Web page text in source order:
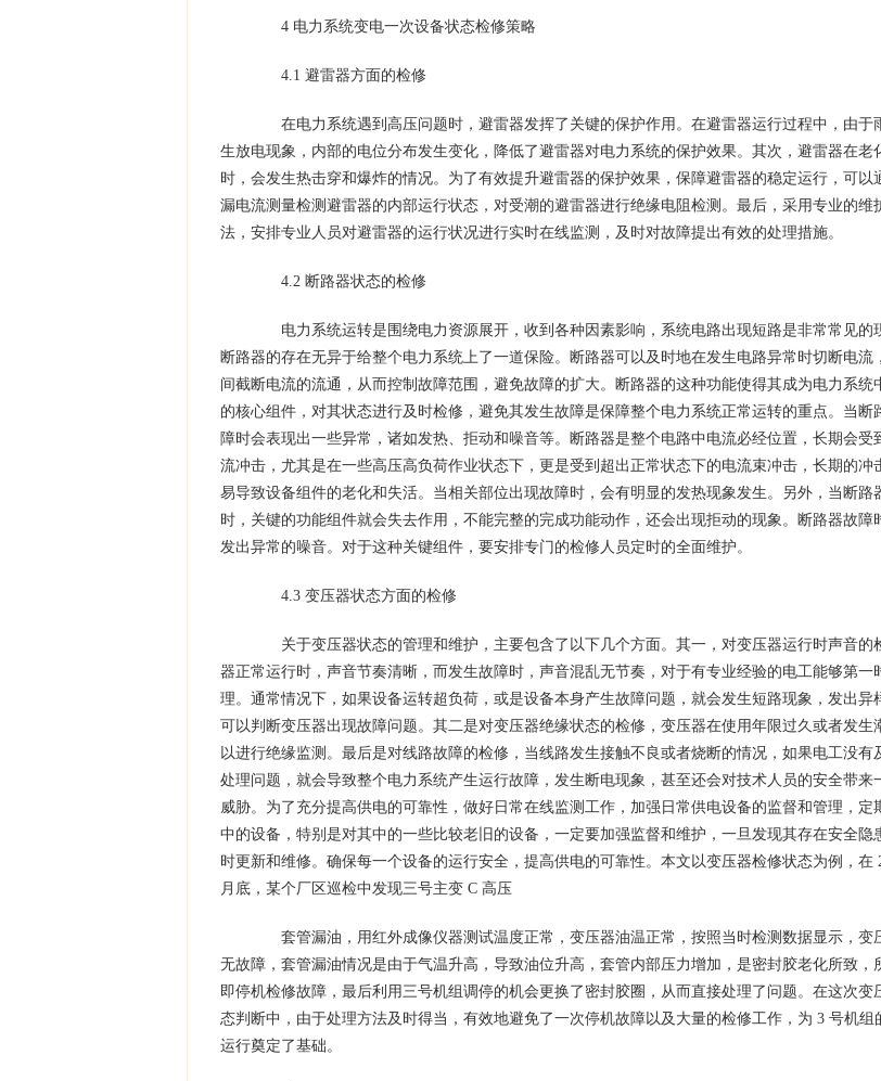
4 电力系统变电一次设备状态检修策略
4.1 避雷器方面的检修
在电力系统遇到高压问题时，避雷器发挥了关键的保护作用。在避雷器运行过程中，由于
生放电现象，内部的电位分布发生变化，降低了避雷器对电力系统的保护效果。其次，避雷器在老
时，会发生热击穿和爆炸的情况。为了有效提升避雷器的保护效果，保障避雷器的稳定运行，可以
漏电流测量检测避雷器的内部运行状态，对受潮的避雷器进行绝缘电阻检测。最后，采用专业的维
法，安排专业人员对避雷器的运行状况进行实时在线监测，及时对故障提出有效的处理措施。
4.2 断路器状态的检修
电力系统运转是围绕电力资源展开，收到各种因素影响，系统电路出现短路是非常常见的
断路器的存在无异于给整个电力系统上了一道保险。断路器可以及时地在发生电路异常时切断电流
间截断电流的流通，从而控制故障范围，避免故障的扩大。断路器的这种功能使得其成为电力系统
的核心组件，对其状态进行及时检修，避免其发生故障是保障整个电力系统正常运转的重点。当断
障时会表现出一些异常，诸如发热、拒动和噪音等。断路器是整个电路中电流必经位置，长期会受
流冲击，尤其是在一些高压高负荷作业状态下，更是受到超出正常状态下的电流束冲击，长期的冲
易导致设备组件的老化和失活。当相关部位出现故障时，会有明显的发热现象发生。另外，当断路
时，关键的功能组件就会失去作用，不能完整的完成功能动作，还会出现拒动的现象。断路器故障
发出异常的噪音。对于这种关键组件，要安排专门的检修人员定时的全面维护。
4.3 变压器状态方面的检修
关于变压器状态的管理和维护，主要包含了以下几个方面。其一，对变压器运行时声音的
器正常运行时，声音节奏清晰，而发生故障时，声音混乱无节奏，对于有专业经验的电工能够第一
理。通常情况下，如果设备运转超负荷，或是设备本身产生故障问题，就会发生短路现象，发出异
可以判断变压器出现故障问题。其二是对变压器绝缘状态的检修，变压器在使用年限过久或者发生
以进行绝缘监测。最后是对线路故障的检修，当线路发生接触不良或者烧断的情况，如果电工没有
处理问题，就会导致整个电力系统产生运行故障，发生断电现象，甚至还会对技术人员的安全带来
威胁。为了充分提高供电的可靠性，做好日常在线监测工作，加强日常供电设备的监督和管理，定
中的设备，特别是对其中的一些比较老旧的设备，一定要加强监督和维护，一旦发现其存在安全隐
时更新和维修。确保每一个设备的运行安全，提高供电的可靠性。本文以变压器检修状态为例，在
月底，某个厂区巡检中发现三号主变 C 高压
套管漏油，用红外成像仪器测试温度正常，变压器油温正常，按照当时检测数据显示，变
无故障，套管漏油情况是由于气温升高，导致油位升高，套管内部压力增加，是密封胶老化所致，
即停机检修故障，最后利用三号机组调停的机会更换了密封胶圈，从而直接处理了问题。在这次变
态判断中，由于处理方法及时得当，有效地避免了一次停机故障以及大量的检修工作，为 3 号机组
运行奠定了基础。